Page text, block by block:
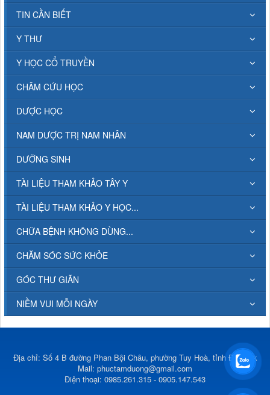
TIN CẦN BIẾT
Y THƯ
Y HỌC CỔ TRUYỀN
CHÂM CỨU HỌC
DƯỢC HỌC
NAM DƯỢC TRỊ NAM NHÂN
DƯỠNG SINH
TÀI LIỆU THAM KHẢO TÂY Y
TÀI LIỆU THAM KHẢO Y HỌC...
CHỮA BỆNH KHÔNG DÙNG...
CHĂM SÓC SỨC KHỎE
GÓC THƯ GIÃN
NIỀM VUI MỖI NGÀY
Địa chỉ: Số 4 B đường Phan Bội Châu, phường Tuy Hoà, tỉnh Đắk Lắk
Mail: phuctamduong@gmail.com
Điện thoại: 0985.261.315 - 0905.147.543